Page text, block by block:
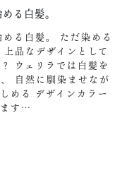
る白髪。
る白髪。 ただ染める
品なデザインとして
ウェリラでは白髪を
自然に馴染ませなが
める デザインカラー
す…